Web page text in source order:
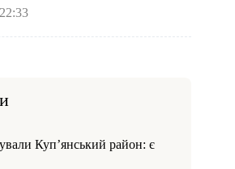
Куп’янський район: є